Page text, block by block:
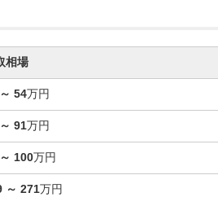
相場
～ 54万円
～ 91万円
～ 100万円
～ 271万円